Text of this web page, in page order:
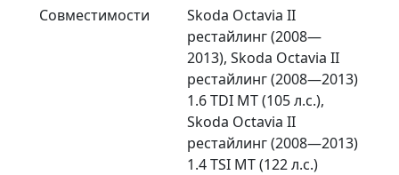
Совместимости
Skoda Octavia II
рестайлинг (2008—
2013), Skoda Octavia II
рестайлинг (2008—2013)
1.6 TDI MT (105 л.с.),
Skoda Octavia II
рестайлинг (2008—2013)
1.4 TSI MT (122 л.с.)